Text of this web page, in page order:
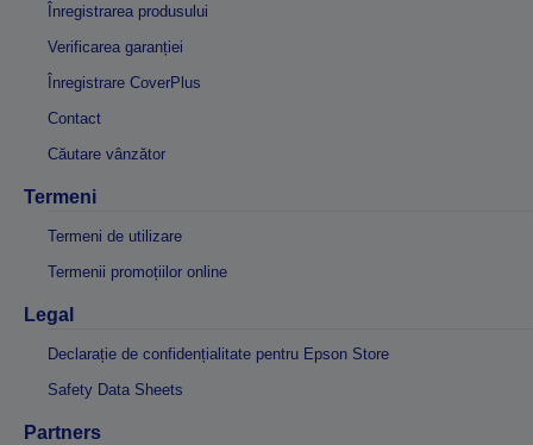
Înregistrarea produsului
Verificarea garanției
Înregistrare CoverPlus
Contact
Căutare vânzător
Termeni
Termeni de utilizare
Termenii promoțiilor online
Legal
Declarație de confidențialitate pentru Epson Store
Safety Data Sheets
Partners